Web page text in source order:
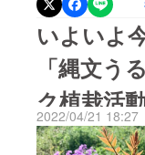
な無人駅も見て
慨深かったです
は、このプロジ
生した『ウルシ
キット』のデモ
ションと先行発
が、本日完了し
ルシの木のコー
ジャースプー
ルシ染めの和紙
て。また先日行
文うるしパーク
いよいよ
「縄文う
ク植栽活
ら会」！
2022/04/21 18:27